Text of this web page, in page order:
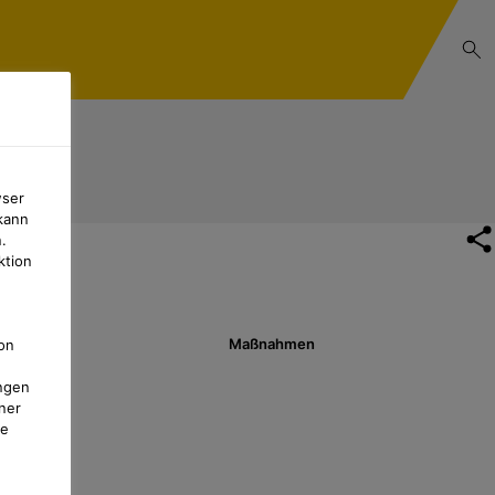
Maßnahmen